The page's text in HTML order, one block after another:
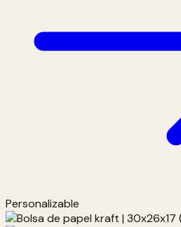
Personalizable